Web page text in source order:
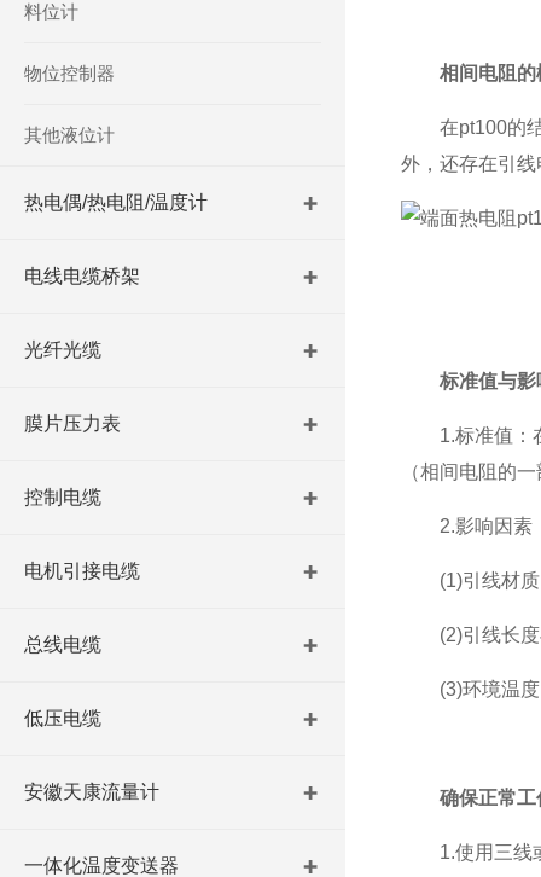
料位计
物位控制器
其他液位计
热电偶/热电阻/温度计
电线电缆桥架
光纤光缆
膜片压力表
控制电缆
电机引接电缆
总线电缆
低压电缆
安徽天康流量计
一体化温度变送器
相间电阻的
在pt100的结
外，还存在引
标准值与影
1.标准值：在
（相间电阻的
2.影响因素
(1)引线材质：
(2)引线长度
(3)环境温度
确保正常
1.使用三线或